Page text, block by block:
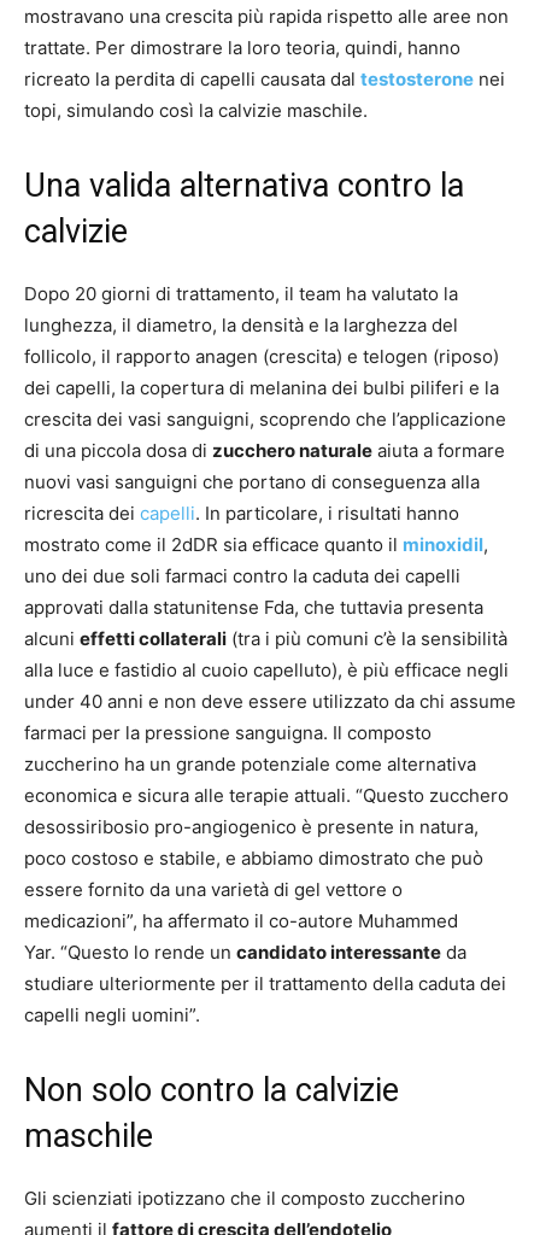
mostravano una crescita più rapida rispetto alle aree non
trattate. Per dimostrare la loro teoria, quindi, hanno
ricreato la perdita di capelli causata dal testosterone nei
topi, simulando così la calvizie maschile.
Una valida alternativa contro la
calvizie
Dopo 20 giorni di trattamento, il team ha valutato la
lunghezza, il diametro, la densità e la larghezza del
follicolo, il rapporto anagen (crescita) e telogen (riposo)
dei capelli, la copertura di melanina dei bulbi piliferi e la
crescita dei vasi sanguigni, scoprendo che l’applicazione
di una piccola dosa di zucchero naturale aiuta a formare
nuovi vasi sanguigni che portano di conseguenza alla
ricrescita dei capelli. In particolare, i risultati hanno
mostrato come il 2dDR sia efficace quanto il minoxidil,
uno dei due soli farmaci contro la caduta dei capelli
approvati dalla statunitense Fda, che tuttavia presenta
alcuni effetti collaterali (tra i più comuni c’è la sensibilità
alla luce e fastidio al cuoio capelluto), è più efficace negli
under 40 anni e non deve essere utilizzato da chi assume
farmaci per la pressione sanguigna. Il composto
zuccherino ha un grande potenziale come alternativa
economica e sicura alle terapie attuali. “Questo zucchero
desossiribosio pro-angiogenico è presente in natura,
poco costoso e stabile, e abbiamo dimostrato che può
essere fornito da una varietà di gel vettore o
medicazioni”, ha affermato il co-autore Muhammed
Yar. “Questo lo rende un candidato interessante da
studiare ulteriormente per il trattamento della caduta dei
capelli negli uomini”.
Non solo contro la calvizie
maschile
Gli scienziati ipotizzano che il composto zuccherino
aumenti il fattore di crescita dell’endotelio